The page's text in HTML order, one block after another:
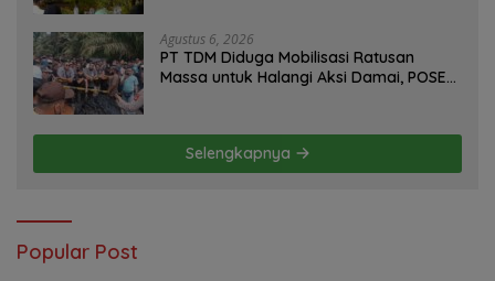
Agustus 6, 2026
PT TDM Diduga Mobilisasi Ratusan
Massa untuk Halangi Aksi Damai, POSE
Selengkapnya
Popular Post